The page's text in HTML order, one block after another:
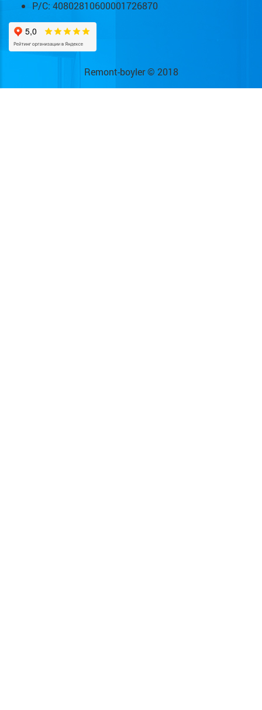
Р/С: 40802810600001726870
Remont-boyler © 2018